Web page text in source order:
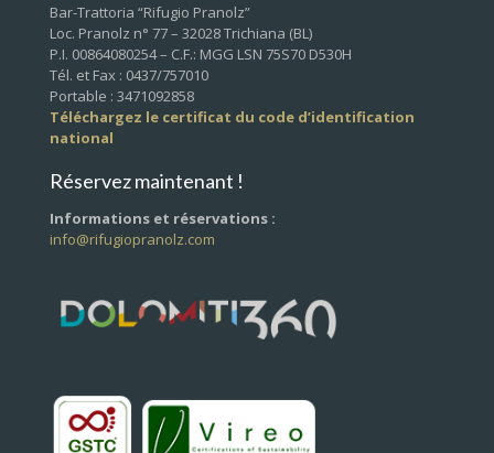
Bar-Trattoria “Rifugio Pranolz”
Loc. Pranolz n° 77 – 32028 Trichiana (BL)
P.I. 00864080254 – C.F.: MGG LSN 75S70 D530H
Tél. et Fax : 0437/757010
Portable : 3471092858
Téléchargez le certificat du code d’identification
national
Réservez maintenant !
Informations et réservations :
info@rifugiopranolz.com